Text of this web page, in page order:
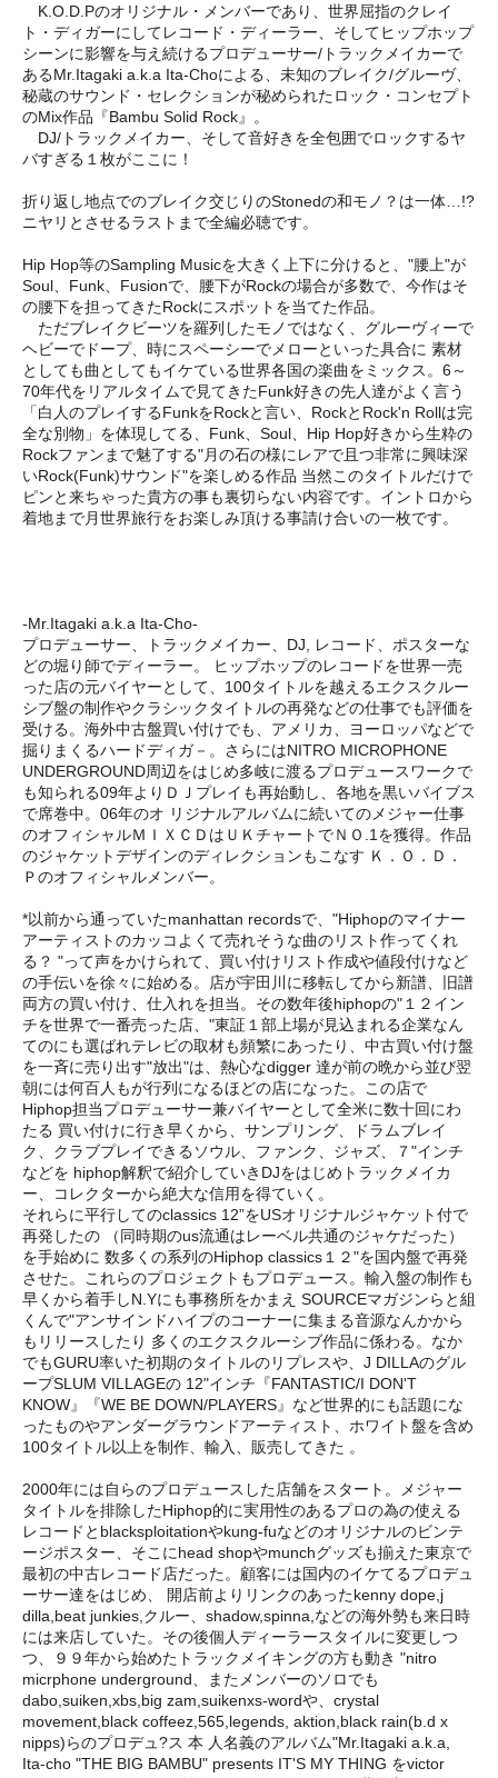
K.O.D.Pのオリジナル・メンバーであり、世界屈指のクレイ
ト・ディガーにしてレコード・ディーラー、そしてヒップホップ
シーンに影響を与え続けるプロデューサー/トラックメイカーで
あるMr.Itagaki a.k.a Ita-Choによる、未知のブレイク/グルーヴ、
秘蔵のサウンド・セレクションが秘められたロック・コンセプト
のMix作品『Bambu Solid Rock』。
DJ/トラックメイカー、そして音好きを全包囲でロックするヤ
バすぎる１枚がここに！
折り返し地点でのブレイク交じりのStonedの和モノ？は一体…!?
ニヤリとさせるラストまで全編必聴です。
Hip Hop等のSampling Musicを大きく上下に分けると、"腰上"が
Soul、Funk、Fusionで、腰下がRockの場合が多数で、今作はそ
の腰下を担ってきたRockにスポットを当てた作品。
ただブレイクビーツを羅列したモノではなく、グルーヴィーで
ヘビーでドープ、時にスペーシーでメローといった具合に 素材
としても曲としてもイケている世界各国の楽曲をミックス。6～
70年代をリアルタイムで見てきたFunk好きの先人達がよく言う
「白人のプレイするFunkをRockと言い、RockとRock'n Rollは完
全な別物」を体現してる、Funk、Soul、Hip Hop好きから生粋の
Rockファンまで魅了する"月の石の様にレアで且つ非常に興味深
いRock(Funk)サウンド"を楽しめる作品 当然このタイトルだけで
ピンと来ちゃった貴方の事も裏切らない内容です。イントロから
着地まで月世界旅行をお楽しみ頂ける事請け合いの一枚です。
-Mr.Itagaki a.k.a Ita-Cho-
プロデューサー、トラックメイカー、DJ, レコード、ポスターな
どの堀り師でディーラー。 ヒップホップのレコードを世界一売
った店の元バイヤーとして、100タイトルを越えるエクスクルー
シブ盤の制作やクラシックタイトルの再発などの仕事でも評価を
受ける。海外中古盤買い付けでも、アメリカ、ヨーロッパなどで
掘りまくるハードディガ－。さらにはNITRO MICROPHONE
UNDERGROUND周辺をはじめ多岐に渡るプロデュースワークで
も知られる09年よりＤＪプレイも再始動し、各地を黒いバイブス
で席巻中。06年のオ リジナルアルバムに続いてのメジャー仕事
のオフィシャルＭＩＸＣＤはＵＫチャートでＮＯ.1を獲得。作品
のジャケットデザインのディレクションもこなす Ｋ．Ｏ．Ｄ．
Ｐのオフィシャルメンバー。
*以前から通っていたmanhattan recordsで、"Hiphopのマイナー
アーティストのカッコよくて売れそうな曲のリスト作ってくれ
る？ "って声をかけられて、買い付けリスト作成や値段付けなど
の手伝いを徐々に始める。店が宇田川に移転してから新譜、旧譜
両方の買い付け、仕入れを担当。その数年後hiphopの"１２イン
チを世界で一番売った店、"東証１部上場が見込まれる企業なん
てのにも選ばれテレビの取材も頻繁にあったり、中古買い付け盤
を一斉に売り出す"放出"は、熱心なdigger 達が前の晩から並び翌
朝には何百人もが行列になるほどの店になった。この店で
Hiphop担当プロデューサー兼バイヤーとして全米に数十回にわ
たる 買い付けに行き早くから、サンプリング、ドラムブレイ
ク、クラブプレイできるソウル、ファンク、ジャズ、７"インチ
などを hiphop解釈で紹介していきDJをはじめトラックメイカ
ー、コレクターから絶大な信用を得ていく。
それらに平行してのclassics 12”をUSオリジナルジャケット付で
再発したの （同時期のus流通はレーベル共通のジャケだった）
を手始めに 数多くの系列のHiphop classics１２"を国内盤で再発
させた。これらのプロジェクトもプロデュース。輸入盤の制作も
早くから着手しN.Yにも事務所をかまえ SOURCEマガジンらと組
くんで"アンサインドハイプのコーナーに集まる音源なんかから
もリリースしたり 多くのエクスクルーシブ作品に係わる。なか
でもGURU率いた初期のタイトルのリプレスや、J DILLAのグル
ープSLUM VILLAGEの 12"インチ『FANTASTIC/I DON'T
KNOW』『WE BE DOWN/PLAYERS』など世界的にも話題にな
ったものやアンダーグラウンドアーティスト、ホワイト盤を含め
100タイトル以上を制作、輸入、販売してきた 。
2000年には自らのプロデュースした店舗をスタート。メジャー
タイトルを排除したHiphop的に実用性のあるプロの為の使える
レコードとblacksploitationやkung-fuなどのオリジナルのビンテ
ージポスター、そこにhead shopやmunchグッズも揃えた東京で
最初の中古レコード店だった。顧客には国内のイケてるプロデュ
ーサー達をはじめ、 開店前よりリンクのあったkenny dope,j
dilla,beat junkies, クルー、shadow,spinna,などの海外勢も来日時
には来店していた。その後個人ディーラースタイルに変更しつ
つ、９９年から始めたトラックメイキングの方も動き "nitro
micrphone underground、またメンバーのソロでも
dabo,suiken,xbs,big zam,suikenxs-wordや、crystal
movement,black coffeez,565,legends, aktion,black rain(b.d x
nipps)らのプロデュ?ス 本 人名義のアルバム"Mr.Itagaki a.k.a,
Ita-cho "THE BIG BAMBU" presents IT'S MY THING をvictor